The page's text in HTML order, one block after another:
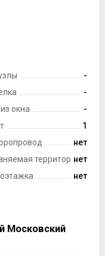
-
-
окна
-
1
нет
территориянет
нет
Московский